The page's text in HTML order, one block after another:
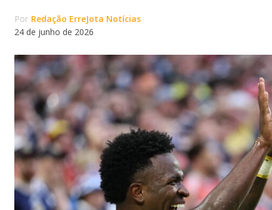
Por Redação ErreJota Notícias
24 de junho de 2026